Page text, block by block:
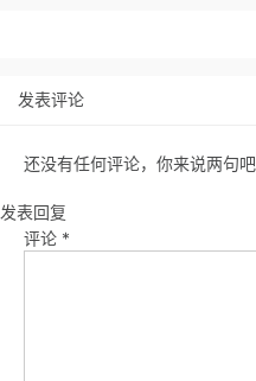
发表评论
还没有任何评论，你来说两句吧
发表回复
评论 *